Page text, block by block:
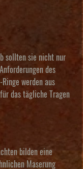
sollten sie nicht nur
des
werden aus
das tägliche Tragen
bilden eine
Maserung